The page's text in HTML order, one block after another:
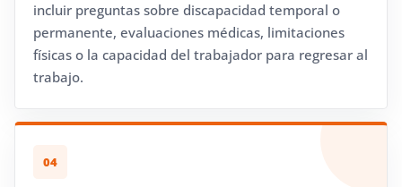
incluir preguntas sobre discapacidad temporal o
permanente, evaluaciones médicas, limitaciones
físicas o la capacidad del trabajador para regresar al
trabajo.
04